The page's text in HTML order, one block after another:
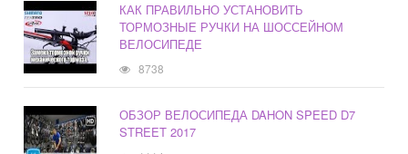
КАК ПРАВИЛЬНО УСТАНОВИТЬ
ТОРМОЗНЫЕ РУЧКИ НА ШОССЕЙНОМ
ВЕЛОСИПЕДЕ
8738
ОБЗОР ВЕЛОСИПЕДА DAHON SPEED D7
STREET 2017